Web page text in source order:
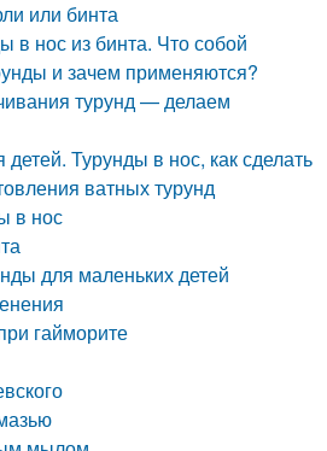
или бинта
в нос из бинта. Что собой
и зачем применяются?
турунд — делаем
Турунды в нос, как сделать
ватных турунд
в нос
для маленьких детей
гайморите